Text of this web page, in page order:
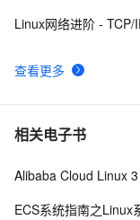
查看更多
Linux网络进阶 -
相关电子书
Alibaba Cloud Linux
ECS系统指南之Linux